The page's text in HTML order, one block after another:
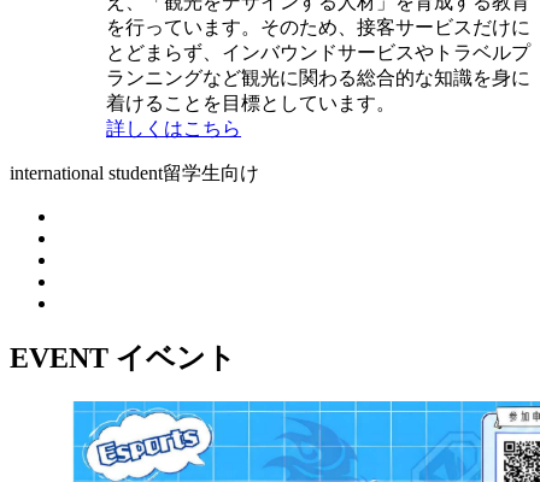
を行っています。そのため、接客サービスだけに
とどまらず、インバウンドサービスやトラベルプ
ランニングなど観光に関わる総合的な知識を身に
着けることを目標としています。
詳しくはこちら
international student留学生向け
EVENT イベント